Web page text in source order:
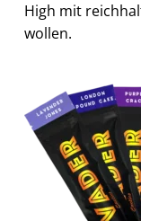
High mit
wollen.